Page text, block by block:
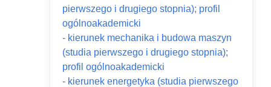
pierwszego i drugiego stopnia); profil
ogólnoakademicki
- kierunek mechanika i budowa maszyn
(studia pierwszego i drugiego stopnia);
profil ogólnoakademicki
- kierunek energetyka (studia pierwszego